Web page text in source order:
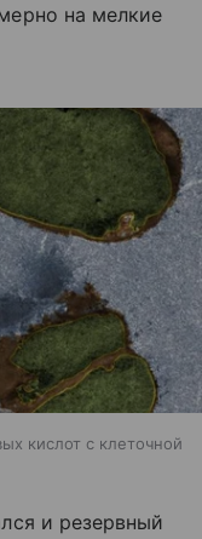
на мелкие
кислот с клеточной
и резервный